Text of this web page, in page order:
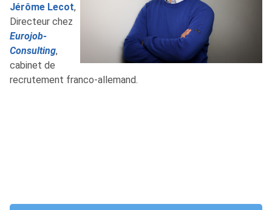
Jérôme Lecot,
Directeur chez
Eurojob-
Consulting,
cabinet de
recrutement franco-allemand.